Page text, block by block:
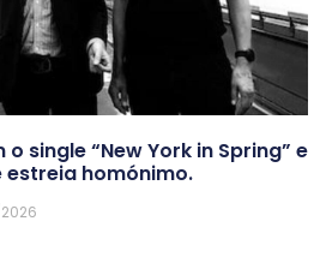
single “New York in Spring” e
homónimo.